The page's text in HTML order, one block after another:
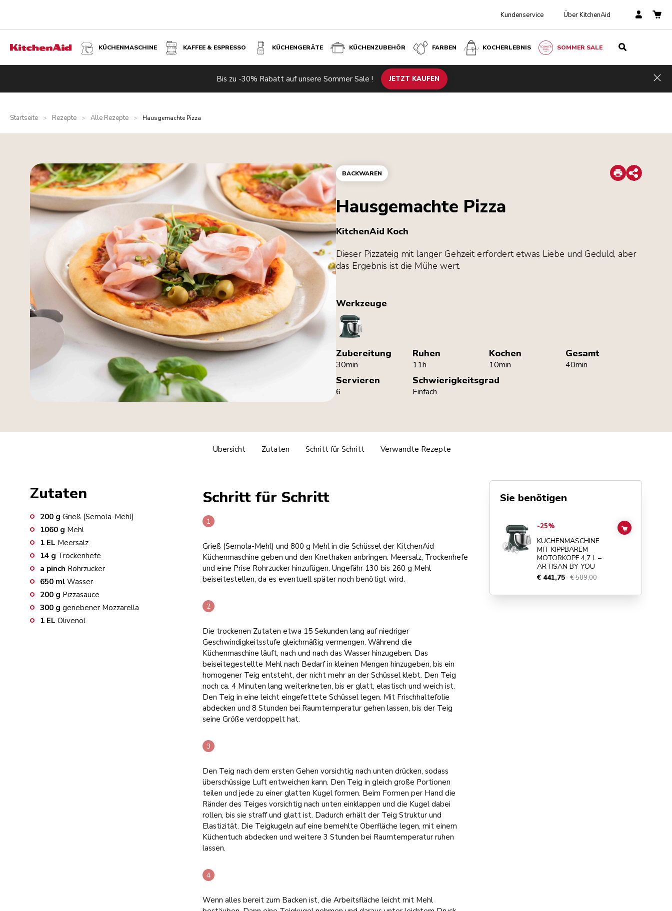
Kundenservice Über KitchenAid
KÜCHENMASCHINE KAFFEE & ESPRESSO KÜCHENGERÄTE KÜCHENZUBEHÖR FARBEN KOCHERLEBNIS SOMMER SALE
Bis zu -30% Rabatt auf unsere Sommer Sale ! JETZT KAUFEN
Startseite > Rezepte > Alle Rezepte > Hausgemachte Pizza
BACKWAREN Print
Share
Hausgemachte Pizza
KitchenAid Koch
Dieser Pizzateig mit langer Gehzeit erfordert etwas Liebe und Geduld, aber
das Ergebnis ist die Mühe wert.
Werkzeuge
StandMixer
Zubereitung
30min
Ruhen
11h
Kochen
10min
Gesamt
40min
Servieren
6
Schwierigkeitsgrad
Einfach
Übersicht Zutaten Schritt für Schritt Verwandte Rezepte
Zutaten
200 g Grieß (Semola-Mehl)
1060 g Mehl
1 EL Meersalz
14 g Trockenhefe
a pinch Rohrzucker
650 ml Wasser
200 g Pizzasauce
300 g geriebener Mozzarella
1 EL Olivenöl
Schritt für Schritt
Grieß (Semola-Mehl) und 800 g Mehl in die Schüssel der KitchenAid
Küchenmaschine geben und den Knethaken anbringen. Meersalz, Trockenhefe
und eine Prise Rohrzucker hinzufügen. Ungefähr 130 bis 260 g Mehl
beiseitestellen, da es eventuell später noch benötigt wird.
Die trockenen Zutaten etwa 15 Sekunden lang auf niedriger
Geschwindigkeitsstufe gleichmäßig vermengen. Während die
Küchenmaschine läuft, nach und nach das Wasser hinzugeben. Das
beiseitegestellte Mehl nach Bedarf in kleinen Mengen hinzugeben, bis ein
homogener Teig entsteht, der nicht mehr an der Schüssel klebt. Den Teig
noch ca. 4 Minuten lang weiterkneten, bis er glatt, elastisch und weich ist.
Den Teig in eine leicht eingefettete Schüssel legen. Mit Frischhaltefolie
abdecken und 8 Stunden bei Raumtemperatur gehen lassen, bis der Teig
seine Größe verdoppelt hat.
Den Teig nach dem ersten Gehen vorsichtig nach unten drücken, sodass
überschüssige Luft entweichen kann. Den Teig in gleich große Portionen
teilen und jede zu einer glatten Kugel formen. Beim Formen per Hand die
Ränder des Teiges vorsichtig nach unten einklappen und die Kugel dabei
rollen, bis sie straff und glatt ist. Dadurch erhält der Teig Struktur und
Elastizität. Die Teigkugeln auf eine bemehlte Oberfläche legen, mit einem
Küchentuch abdecken und weitere 3 Stunden bei Raumtemperatur ruhen
lassen.
Wenn alles bereit zum Backen ist, die Arbeitsfläche leicht mit Mehl
Sie benötigen
Go toKÜCHENMASCHINE MIT KIPPBAREM
-25%
KÜCHENMASCHINE
MIT KIPPBAREM
MOTORKOPF 4,7 L –
ARTISAN BY YOU
€ 441,75 € 589,00
ADD TO CART